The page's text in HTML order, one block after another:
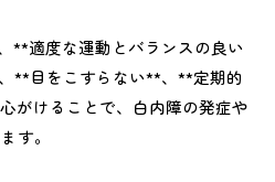
適度な運動とバランスの良い
**目をこすらない**、**定期的
けることで、白内障の発症や
す。